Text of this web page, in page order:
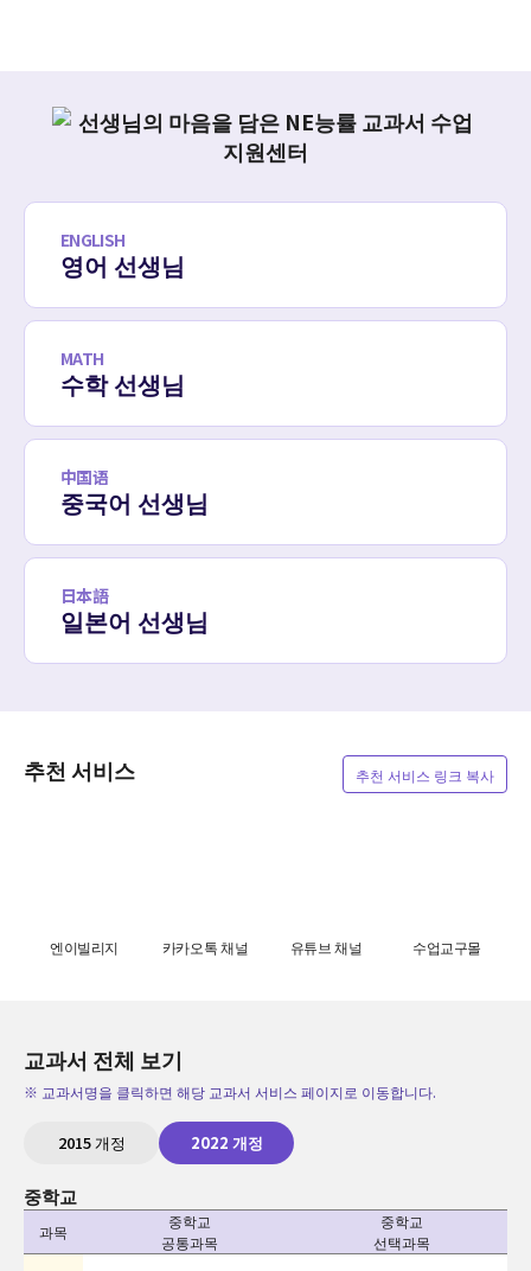
ENGLISH
영어 선생님
MATH
수학 선생님
中国语
중국어 선생님
日本語
일본어 선생님
추천 서비스 추천 서비스 링크 복사
엔이빌리지 카카오톡 채널 유튜브 채널 수업교구몰
교과서 전체 보기
※ 교과서명을 클릭하면 해당 교과서 서비스 페이지로 이동합니다.
2015 개정 2022 개정
중학교
과목
중학교
공통과목
중학교
선택과목